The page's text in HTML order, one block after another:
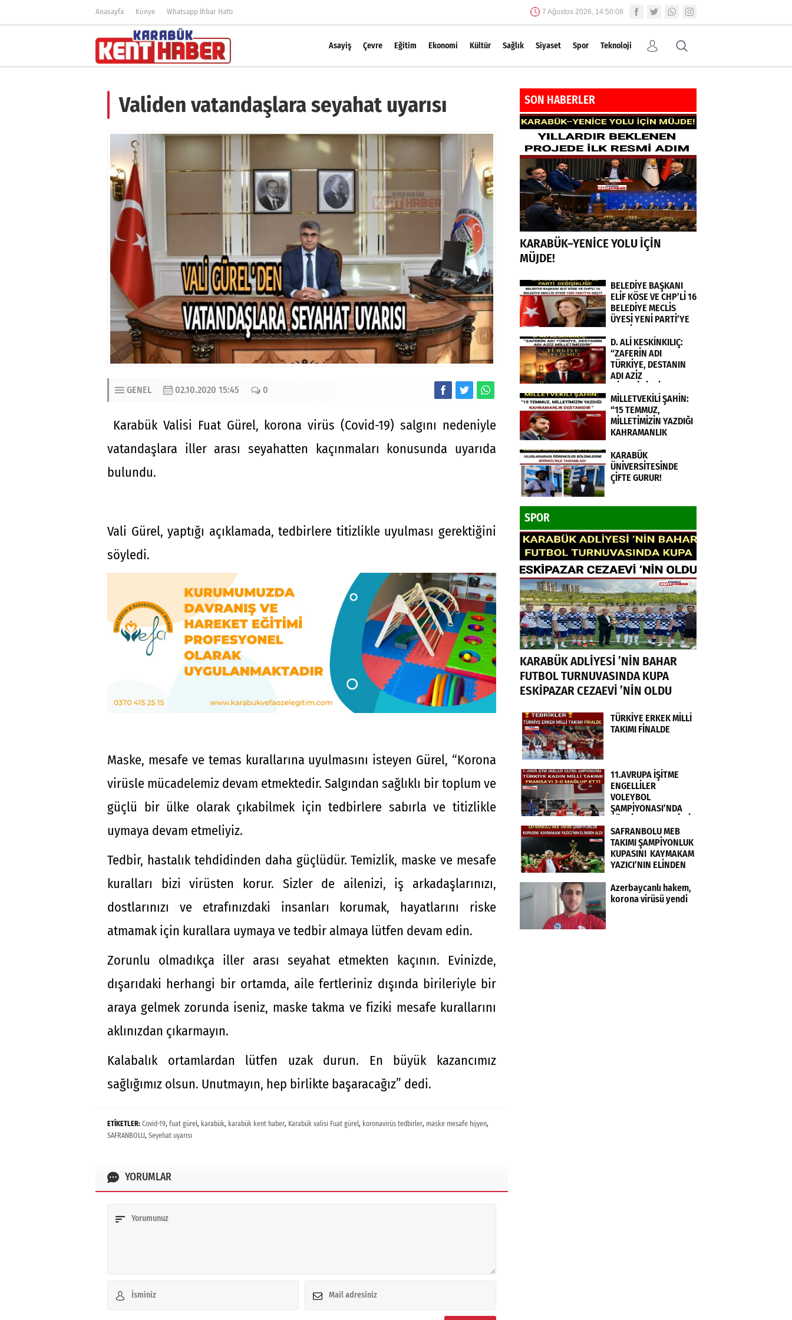
Anasayfa Künye Whatsapp İhbar Hattı 7 Ağustos 2026, 14:50:09
Asayiş Çevre Eğitim Ekonomi Kültür Sağlık Siyaset Spor Teknoloji
Validen vatandaşlara seyahat uyarısı
GENEL 02.10.2020 15:45 0
Karabük Valisi Fuat Gürel, korona virüs (Covid-19) salgını nedeniyle
vatandaşlara iller arası seyahatten kaçınmaları konusunda uyarıda
bulundu.
Vali Gürel, yaptığı açıklamada, tedbirlere titizlikle uyulması gerektiğini
söyledi.
Maske, mesafe ve temas kurallarına uyulmasını isteyen Gürel, “Korona
virüsle mücadelemiz devam etmektedir. Salgından sağlıklı bir toplum ve
güçlü bir ülke olarak çıkabilmek için tedbirlere sabırla ve titizlikle
uymaya devam etmeliyiz.
Tedbir, hastalık tehdidinden daha güçlüdür. Temizlik, maske ve mesafe
kuralları bizi virüsten korur. Sizler de ailenizi, iş arkadaşlarınızı,
dostlarınızı ve etrafınızdaki insanları korumak, hayatlarını riske
atmamak için kurallara uymaya ve tedbir almaya lütfen devam edin.
Zorunlu olmadıkça iller arası seyahat etmekten kaçının. Evinizde,
dışarıdaki herhangi bir ortamda, aile fertleriniz dışında birileriyle bir
araya gelmek zorunda iseniz, maske takma ve fiziki mesafe kurallarını
aklınızdan çıkarmayın.
Kalabalık ortamlardan lütfen uzak durun. En büyük kazancımız
sağlığımız olsun. Unutmayın, hep birlikte başaracağız” dedi.
ETİKETLER: Covid-19, fuat gürel, karabük, karabük kent haber, Karabük valisi Fuat gürel, koronavirüs tedbirler, maske mesafe hijyen,
SAFRANBOLU, Seyehat uyarısı
YORUMLAR
SON HABERLER
KARABÜK–YENİCE YOLU İÇİN
MÜJDE!
BELEDİYE BAŞKANI
ELİF KÖSE VE CHP’Lİ 16
BELEDİYE MECLİS
ÜYESİ YENİ PARTİ’YE
D. ALİ KESKİNKILIÇ:
“ZAFERİN ADI
TÜRKİYE, DESTANIN
ADI AZİZ
MİLLETVEKİLİ ŞAHİN:
“15 TEMMUZ,
MİLLETİMİZİN YAZDIĞI
KAHRAMANLIK
KARABÜK
ÜNİVERSİTESİNDE
ÇİFTE GURUR!
SPOR
KARABÜK ADLİYESİ ’NİN BAHAR
FUTBOL TURNUVASINDA KUPA
ESKİPAZAR CEZAEVİ ’NİN OLDU
TÜRKİYE ERKEK MİLLİ
TAKIMI FİNALDE
11.AVRUPA İŞİTME
ENGELLİLER
VOLEYBOL
ŞAMPİYONASI’NDA
TAKIMI FRANSA’YI 3-0
MAĞLUP ETTİ
SAFRANBOLU MEB
TAKIMI ŞAMPİYONLUK
KUPASINI KAYMAKAM
YAZICI’NIN ELİNDEN
Azerbaycanlı hakem,
korona virüsü yendi